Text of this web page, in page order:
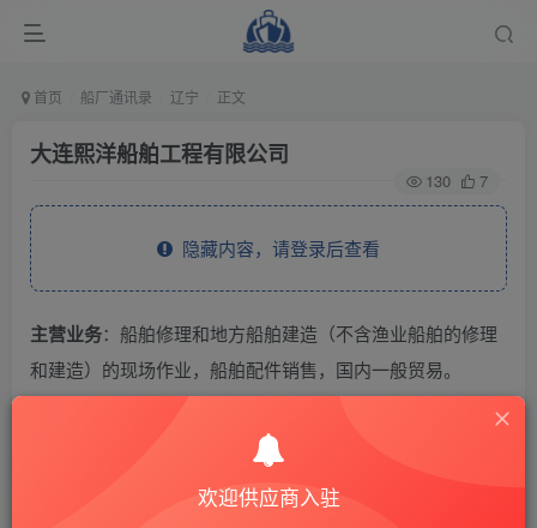
首页 船厂通讯录 辽宁 正文
大连熙洋船舶工程有限公司
130 7
隐藏内容，请登录后查看
主营业务：船舶修理和地方船舶建造（不含渔业船舶的修理
和建造）的现场作业，船舶配件销售，国内一般贸易。
THE END
辽宁
欢迎供应商入驻